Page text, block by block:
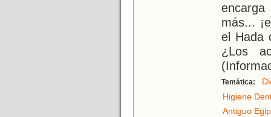
más...
el Hada
¿Los
Temática:
Higiene
Antiguo